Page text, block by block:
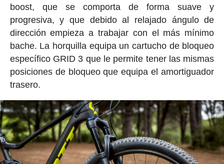
boost, que se comporta de forma suave y
progresiva, y que debido al relajado ángulo de
dirección empieza a trabajar con el más mínimo
bache. La horquilla equipa un cartucho de bloqueo
específico GRID 3 que le permite tener las mismas
posiciones de bloqueo que equipa el amortiguador
trasero.